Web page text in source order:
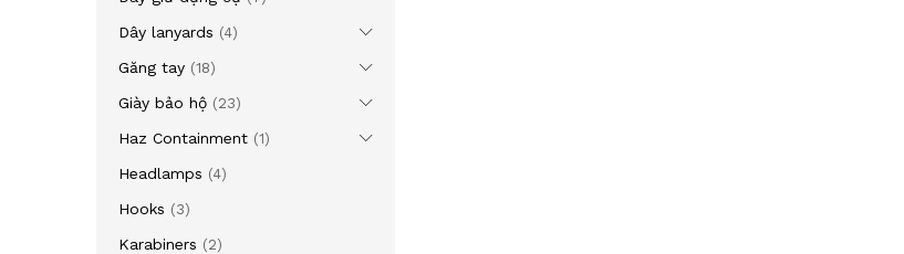
Dây lanyards (4)
Găng tay (18)
Giày bảo hộ (23)
Haz Containment (1)
Headlamps (4)
Hooks (3)
Karabiners (2)